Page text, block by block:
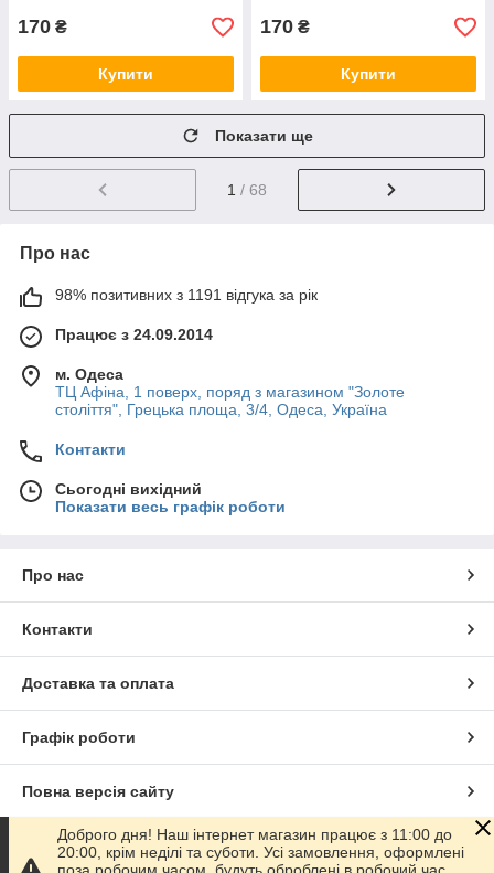
170 ₴
Купити
170 ₴
Купити
Показати ще
1 / 68
Про нас
98% позитивних з 1191 відгука за рік
Працює з 24.09.2014
м. Одеса
ТЦ Афіна, 1 поверх, поряд з магазином "Золоте
століття", Грецька площа, 3/4, Одеса, Україна
Контакти
Сьогодні вихідний
Показати весь графік роботи
Про нас
Контакти
Доставка та оплата
Графік роботи
Повна версія сайту
Сайт створено на маркетплейсіProm.ua
Доброго дня! Наш інтернет магазин працює з 11:00 до
20:00, крім неділі та суботи. Усі замовлення, оформлені